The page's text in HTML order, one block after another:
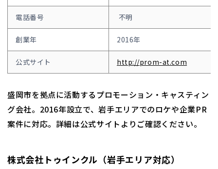
電話番号 不明
創業年 2016年
公式サイト http://prom-at.com
盛岡市を拠点に活動するプロモーション・キャスティン
グ会社。2016年設立で、岩手エリアでのロケや企業PR
案件に対応。詳細は公式サイトよりご確認ください。
株式会社トゥインクル（岩手エリア対応）